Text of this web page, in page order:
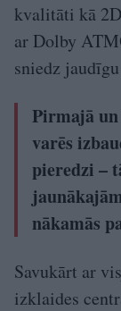
kvalitāti kā
ar Dolby
sniedz
Pirmajā
varēs
pieredzi –
nākamās
Savukārt ar
izklaides